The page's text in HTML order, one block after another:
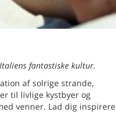
fantastiske kultur.
af solrige strande,
til livlige kystbyer og
venner. Lad dig inspirere